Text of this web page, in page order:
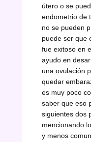
útero o se
endometrio de
no se pueden
puede ser que
fue exitoso en
ayudo en
una ovulación
quedar
es muy poco
saber que eso
siguientes dos
mencionando
y menos